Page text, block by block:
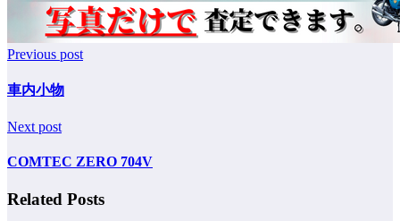
Previous post
車内小物
Next post
COMTEC ZERO 704V
Related Posts